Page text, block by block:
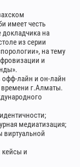
имеет честь
докладчика на
из серии
на тему
и
офф-лайн и он-лайн
времени г.Алматы.
медиатизация;
виртуальной
кейсы и